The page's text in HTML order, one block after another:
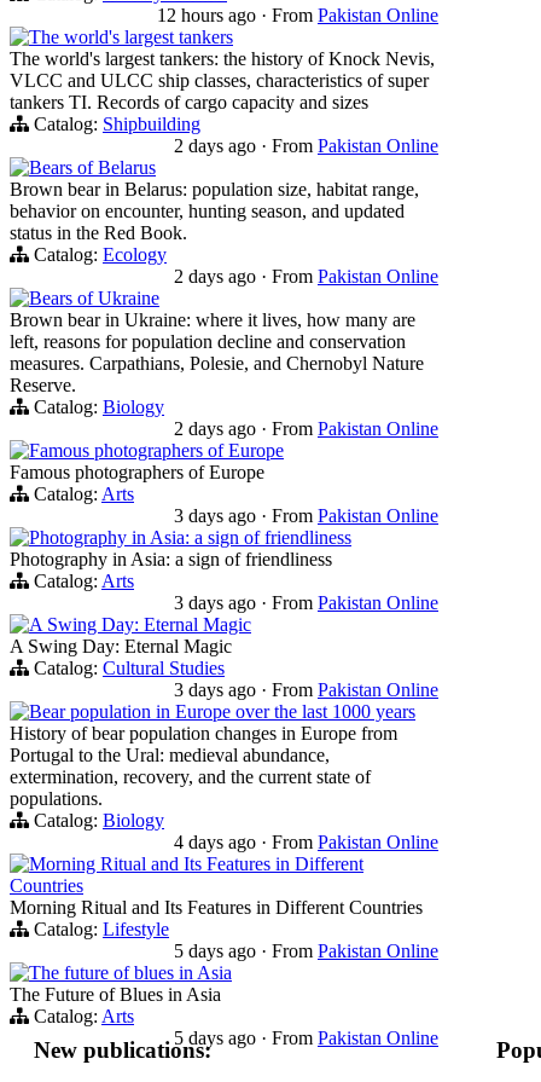
12 hours ago · From Pakistan Online
The world's largest tankers
The world's largest tankers: the history of Knock Nevis,
VLCC and ULCC ship classes, characteristics of super
tankers TI. Records of cargo capacity and sizes
Catalog: Shipbuilding
2 days ago · From Pakistan Online
Bears of Belarus
Brown bear in Belarus: population size, habitat range,
behavior on encounter, hunting season, and updated
status in the Red Book.
Catalog: Ecology
2 days ago · From Pakistan Online
Bears of Ukraine
Brown bear in Ukraine: where it lives, how many are
left, reasons for population decline and conservation
measures. Carpathians, Polesie, and Chernobyl Nature
Reserve.
Catalog: Biology
2 days ago · From Pakistan Online
Famous photographers of Europe
Famous photographers of Europe
Catalog: Arts
3 days ago · From Pakistan Online
Photography in Asia: a sign of friendliness
Photography in Asia: a sign of friendliness
Catalog: Arts
3 days ago · From Pakistan Online
A Swing Day: Eternal Magic
A Swing Day: Eternal Magic
Catalog: Cultural Studies
3 days ago · From Pakistan Online
Bear population in Europe over the last 1000 years
History of bear population changes in Europe from
Portugal to the Ural: medieval abundance,
extermination, recovery, and the current state of
populations.
Catalog: Biology
4 days ago · From Pakistan Online
Morning Ritual and Its Features in Different
Countries
Morning Ritual and Its Features in Different Countries
Catalog: Lifestyle
5 days ago · From Pakistan Online
The future of blues in Asia
The Future of Blues in Asia
Catalog: Arts
5 days ago · From Pakistan Online
New publications: